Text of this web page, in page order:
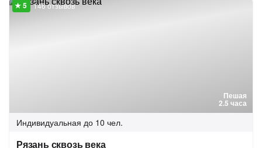
Пешая
2.5 часа
146 отзывов
Индивидуальная до 10 чел.
Рязань сквозь века